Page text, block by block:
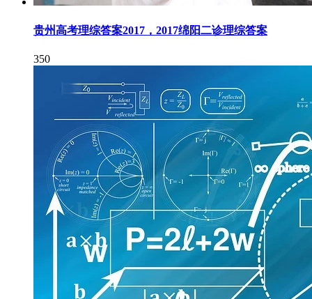
贵州高考理综答案2017，2017绵阳二诊理综答案
350